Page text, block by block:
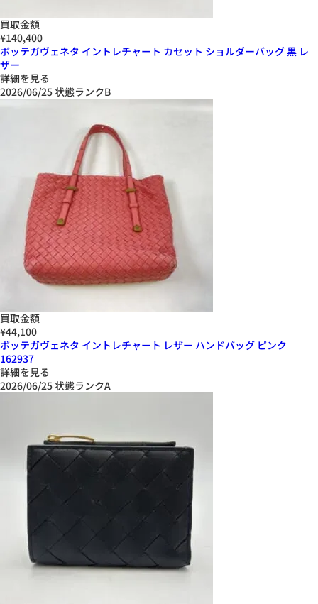
買取金額
¥140,400
ボッテガヴェネタ イントレチャート カセット ショルダーバッグ 黒 レ
ザー
詳細を見る
2026/06/25状態ランクB
買取金額
¥44,100
ボッテガヴェネタ イントレチャート レザー ハンドバッグ ピンク
162937
詳細を見る
2026/06/25状態ランクA